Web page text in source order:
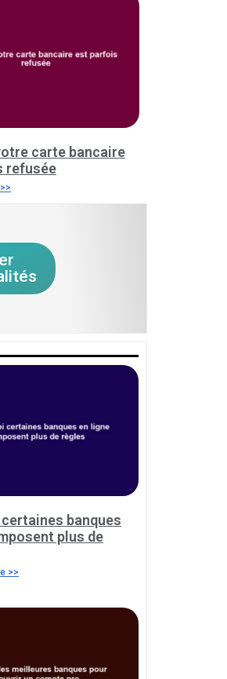
carte bancaire
refusée
banques
plus de
>>